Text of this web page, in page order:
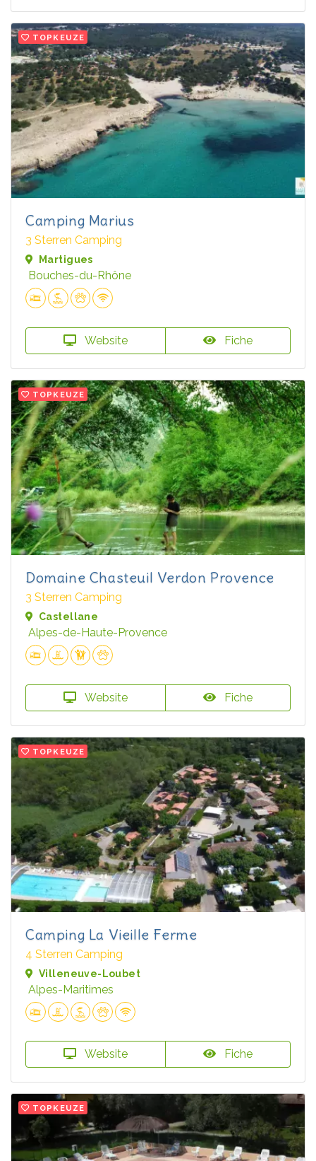
TOPKEUZE
Camping Marius
3 Sterren Camping
Martigues
Bouches-du-Rhône
Website Fiche
TOPKEUZE
Domaine Chasteuil Verdon Provence
3 Sterren Camping
Castellane
Alpes-de-Haute-Provence
Website Fiche
TOPKEUZE
Camping La Vieille Ferme
4 Sterren Camping
Villeneuve-Loubet
Alpes-Maritimes
Website Fiche
TOPKEUZE